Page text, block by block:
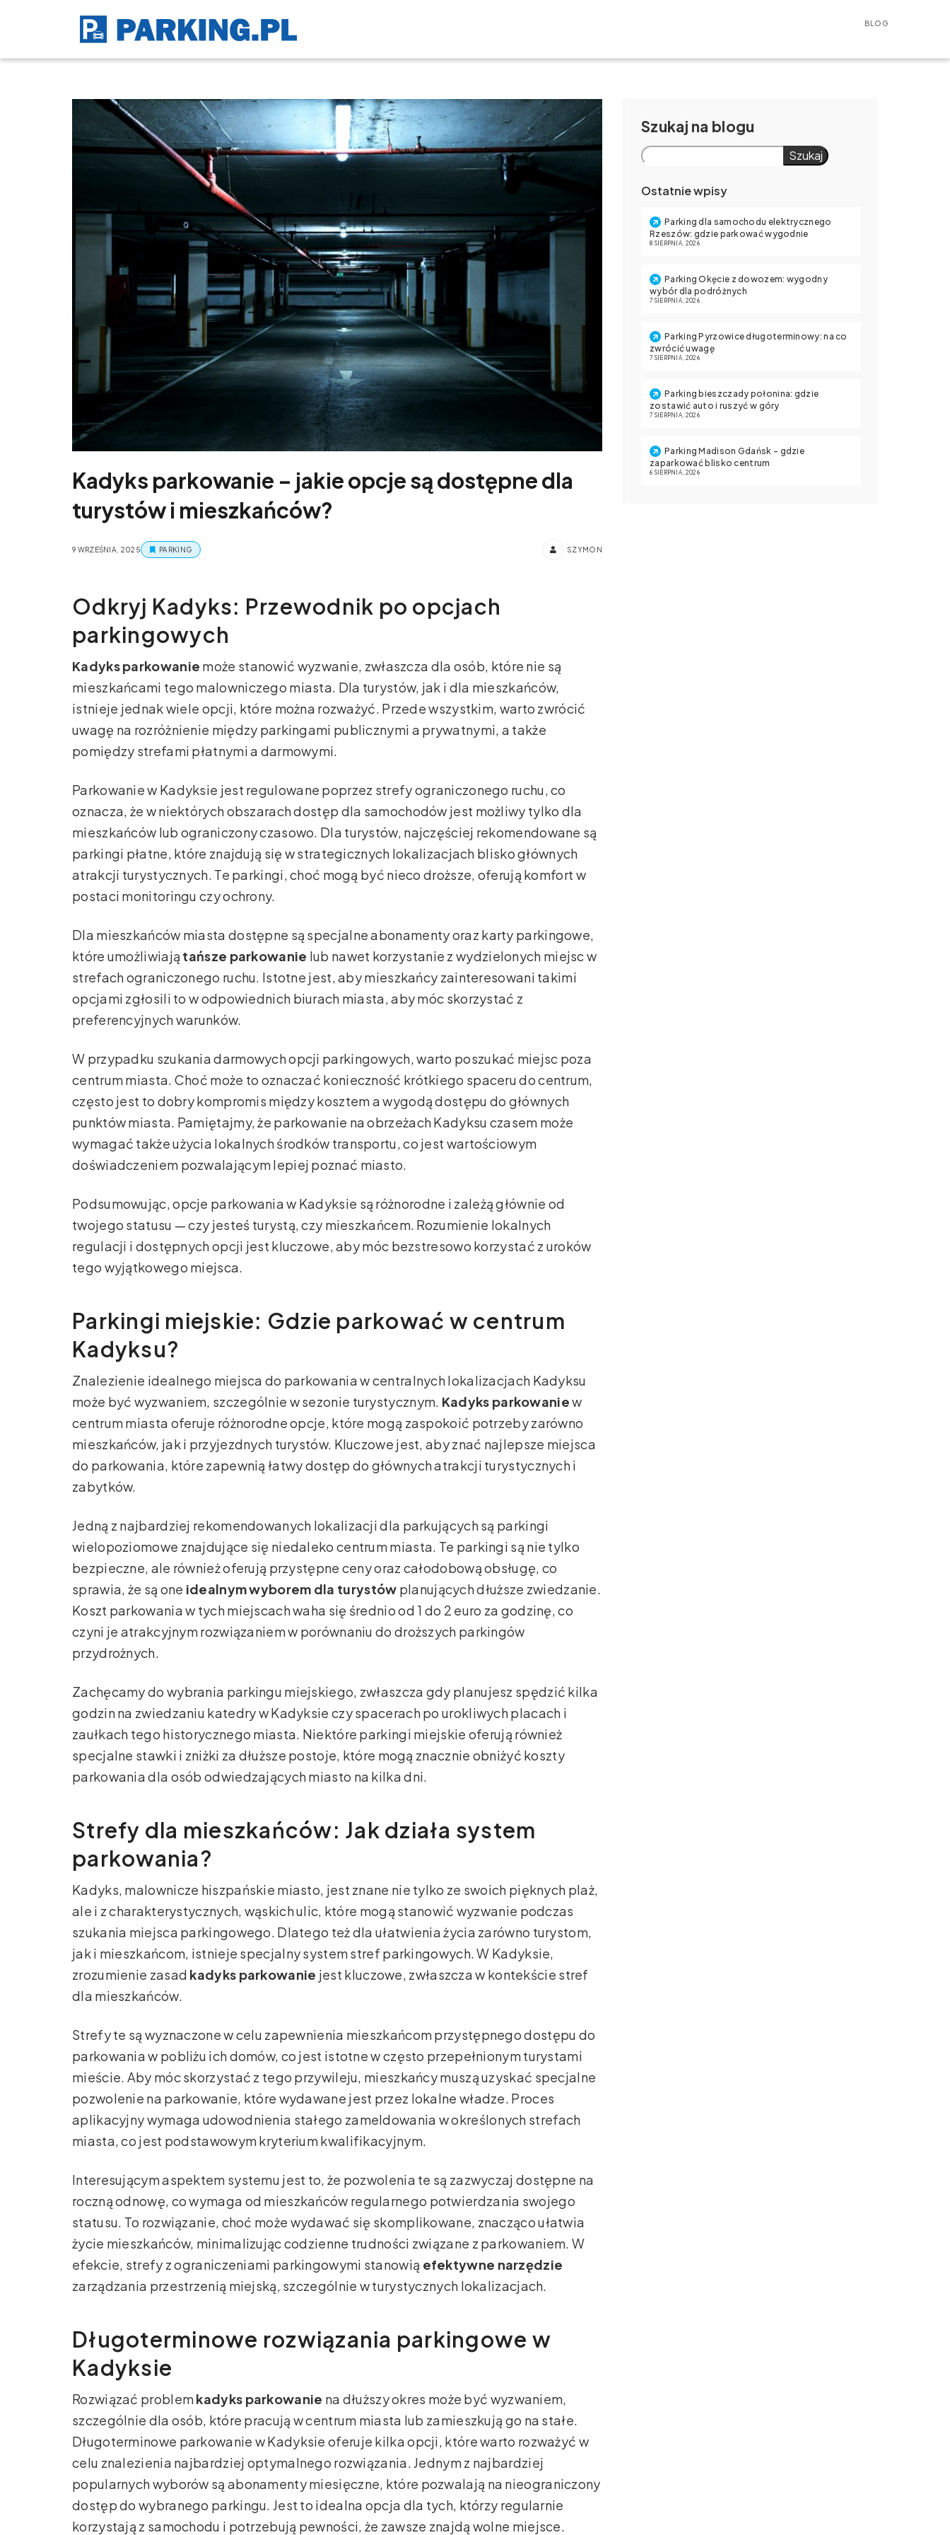
BLOG
Kadyks parkowanie – jakie opcje są dostępne dla
turystów i mieszkańców?
9 WRZEŚNIA, 2025 PARKING SZYMON
Odkryj Kadyks: Przewodnik po opcjach
parkingowych
Kadyks parkowanie może stanowić wyzwanie, zwłaszcza dla osób, które nie są
mieszkańcami tego malowniczego miasta. Dla turystów, jak i dla mieszkańców,
istnieje jednak wiele opcji, które można rozważyć. Przede wszystkim, warto zwrócić
uwagę na rozróżnienie między parkingami publicznymi a prywatnymi, a także
pomiędzy strefami płatnymi a darmowymi.
Parkowanie w Kadyksie jest regulowane poprzez strefy ograniczonego ruchu, co
oznacza, że w niektórych obszarach dostęp dla samochodów jest możliwy tylko dla
mieszkańców lub ograniczony czasowo. Dla turystów, najczęściej rekomendowane są
parkingi płatne, które znajdują się w strategicznych lokalizacjach blisko głównych
atrakcji turystycznych. Te parkingi, choć mogą być nieco droższe, oferują komfort w
postaci monitoringu czy ochrony.
Dla mieszkańców miasta dostępne są specjalne abonamenty oraz karty parkingowe,
które umożliwiają tańsze parkowanie lub nawet korzystanie z wydzielonych miejsc w
strefach ograniczonego ruchu. Istotne jest, aby mieszkańcy zainteresowani takimi
opcjami zgłosili to w odpowiednich biurach miasta, aby móc skorzystać z
preferencyjnych warunków.
W przypadku szukania darmowych opcji parkingowych, warto poszukać miejsc poza
centrum miasta. Choć może to oznaczać konieczność krótkiego spaceru do centrum,
często jest to dobry kompromis między kosztem a wygodą dostępu do głównych
punktów miasta. Pamiętajmy, że parkowanie na obrzeżach Kadyksu czasem może
wymagać także użycia lokalnych środków transportu, co jest wartościowym
doświadczeniem pozwalającym lepiej poznać miasto.
Podsumowując, opcje parkowania w Kadyksie są różnorodne i zależą głównie od
twojego statusu — czy jesteś turystą, czy mieszkańcem. Rozumienie lokalnych
regulacji i dostępnych opcji jest kluczowe, aby móc bezstresowo korzystać z uroków
tego wyjątkowego miejsca.
Parkingi miejskie: Gdzie parkować w centrum
Kadyksu?
Znalezienie idealnego miejsca do parkowania w centralnych lokalizacjach Kadyksu
może być wyzwaniem, szczególnie w sezonie turystycznym. Kadyks parkowaniew
centrum miasta oferuje różnorodne opcje, które mogą zaspokoić potrzeby zarówno
mieszkańców, jak i przyjezdnych turystów. Kluczowe jest, aby znać najlepsze miejsca
do parkowania, które zapewnią łatwy dostęp do głównych atrakcji turystycznych i
zabytków.
Jedną z najbardziej rekomendowanych lokalizacji dla parkujących są parkingi
wielopoziomowe znajdujące się niedaleko centrum miasta. Te parkingi są nie tylko
bezpieczne, ale również oferują przystępne ceny oraz całodobową obsługę, co
sprawia, że są one idealnym wyborem dla turystów planujących dłuższe zwiedzanie.
Koszt parkowania w tych miejscach waha się średnio od 1 do 2 euro za godzinę, co
czyni je atrakcyjnym rozwiązaniem w porównaniu do droższych parkingów
przydrożnych.
Zachęcamy do wybrania parkingu miejskiego, zwłaszcza gdy planujesz spędzić kilka
godzin na zwiedzaniu katedry w Kadyksie czy spacerach po urokliwych placach i
zaułkach tego historycznego miasta. Niektóre parkingi miejskie oferują również
specjalne stawki i zniżki za dłuższe postoje, które mogą znacznie obniżyć koszty
parkowania dla osób odwiedzających miasto na kilka dni.
Strefy dla mieszkańców: Jak działa system
parkowania?
Kadyks, malownicze hiszpańskie miasto, jest znane nie tylko ze swoich pięknych plaż,
ale i z charakterystycznych, wąskich ulic, które mogą stanowić wyzwanie podczas
szukania miejsca parkingowego. Dlatego też dla ułatwienia życia zarówno turystom,
jak i mieszkańcom, istnieje specjalny system stref parkingowych. W Kadyksie,
zrozumienie zasad kadyks parkowanie jest kluczowe, zwłaszcza w kontekście stref
dla mieszkańców.
Strefy te są wyznaczone w celu zapewnienia mieszkańcom przystępnego dostępu do
parkowania w pobliżu ich domów, co jest istotne w często przepełnionym turystami
mieście. Aby móc skorzystać z tego przywileju, mieszkańcy muszą uzyskać specjalne
pozwolenie na parkowanie, które wydawane jest przez lokalne władze. Proces
aplikacyjny wymaga udowodnienia stałego zameldowania w określonych strefach
miasta, co jest podstawowym kryterium kwalifikacyjnym.
Interesującym aspektem systemu jest to, że pozwolenia te są zazwyczaj dostępne na
roczną odnowę, co wymaga od mieszkańców regularnego potwierdzania swojego
statusu. To rozwiązanie, choć może wydawać się skomplikowane, znacząco ułatwia
życie mieszkańców, minimalizując codzienne trudności związane z parkowaniem. W
efekcie, strefy z ograniczeniami parkingowymi stanowią efektywne narzędzie
zarządzania przestrzenią miejską, szczególnie w turystycznych lokalizacjach.
Długoterminowe rozwiązania parkingowe w
Kadyksie
Rozwiązać problemkadyks parkowanie na dłuższy okres może być wyzwaniem,
szczególnie dla osób, które pracują w centrum miasta lub zamieszkują go na stałe.
Długoterminowe parkowanie w Kadyksie oferuje kilka opcji, które warto rozważyć w
celu znalezienia najbardziej optymalnego rozwiązania. Jednym z najbardziej
popularnych wyborów są abonamenty miesięczne, które pozwalają na nieograniczony
dostęp do wybranego parkingu. Jest to idealna opcja dla tych, którzy regularnie
korzystają z samochodu i potrzebują pewności, że zawsze znajdą wolne miejsce.
Szukaj
Szukaj
Ostatnie wpisy
Parking dla samochodu elektrycznego
Rzeszów: gdzie parkować wygodnie
8 SIERPNIA, 2026
Parking Okęcie z dowozem: wygodny
wybór dla podróżnych
7 SIERPNIA, 2026
Parking Pyrzowice długoterminowy: na co
zwrócić uwagę
7 SIERPNIA, 2026
Parking bieszczady połonina: gdzie
zostawić auto i ruszyć w góry
7 SIERPNIA, 2026
Parking Madison Gdańsk – gdzie
zaparkować blisko centrum
6 SIERPNIA, 2026